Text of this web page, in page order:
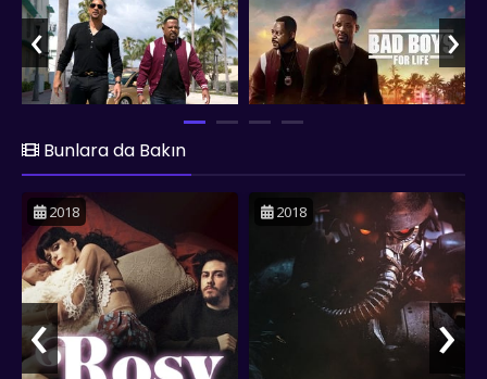
‹ ›
Bunlara da Bakın
2018 2018
‹ ›